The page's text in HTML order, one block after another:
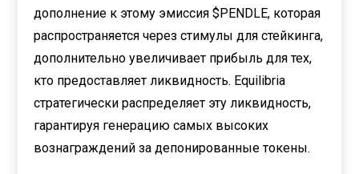
дополнение к этому эмиссия $PENDLE, которая
распространяется через стимулы для стейкинга,
дополнительно увеличивает прибыль для тех,
кто предоставляет ликвидность. Equilibria
стратегически распределяет эту ликвидность,
гарантируя генерацию самых высоких
вознаграждений за депонированные токены.